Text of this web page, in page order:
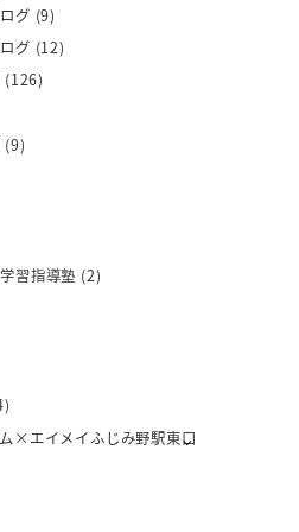
グ (9)
グ (12)
(126)
(9)
習指導塾 (2)
×エイメイふじみ野駅東口